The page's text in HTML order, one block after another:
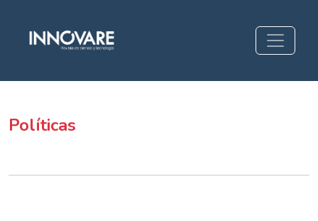
Políticas
Políticas